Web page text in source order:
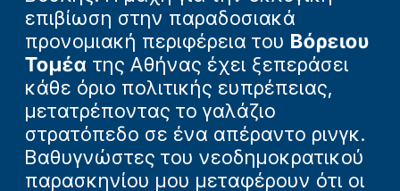
επιβίωση στην παραδοσιακά
προνομιακή περιφέρεια του Βόρειου
Τομέα της Αθήνας έχει ξεπεράσει
κάθε όριο πολιτικής ευπρέπειας,
μετατρέποντας το γαλάζιο
στρατόπεδο σε ένα απέραντο ρινγκ.
Βαθυγνώστες του νεοδημοκρατικού
παρασκηνίου μου μεταφέρουν ότι οι